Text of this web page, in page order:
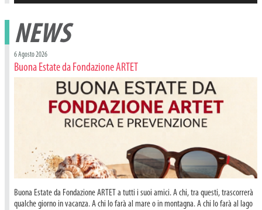
NEWS
6 Agosto 2026
Buona Estate da Fondazione ARTET
Buona Estate da Fondazione ARTET a tutti i suoi amici. A chi, tra questi, trascorrerà
qualche giorno in vacanza. A chi lo farà al mare o in montagna. A chi lo farà al lago